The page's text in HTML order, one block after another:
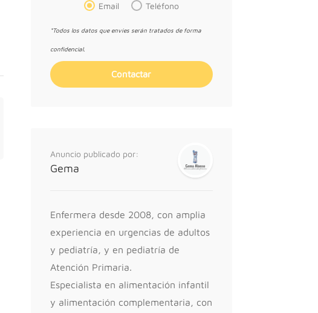
Email
Teléfono
*Todos los datos que envíes serán tratados de forma
confidencial.
Anuncio publicado por:
Gema
Enfermera desde 2008, con amplia
experiencia en urgencias de adultos
y pediatría, y en pediatría de
Atención Primaria.
Especialista en alimentación infantil
y alimentación complementaria, con